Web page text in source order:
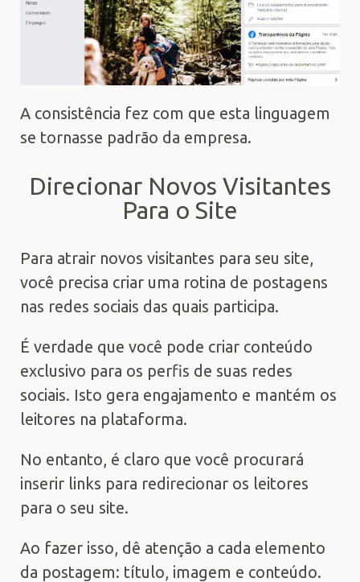
A consistência fez com que esta linguagem
se tornasse padrão da empresa.
Direcionar Novos Visitantes
Para o Site
Para atrair novos visitantes para seu site,
você precisa criar uma rotina de postagens
nas redes sociais das quais participa.
É verdade que você pode criar conteúdo
exclusivo para os perfis de suas redes
sociais. Isto gera engajamento e mantém os
leitores na plataforma.
No entanto, é claro que você procurará
inserir links para redirecionar os leitores
para o seu site.
Ao fazer isso, dê atenção a cada elemento
da postagem: título, imagem e conteúdo.